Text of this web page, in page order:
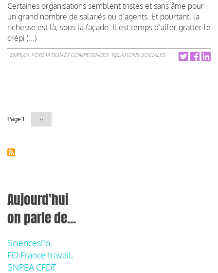
Certaines organisations semblent tristes et sans âme pour
un grand nombre de salariés ou d’agents. Et pourtant, la
richesse est là, sous la façade. Il est temps d’aller gratter le
crépi (...)
EMPLOI, FORMATION ET COMPÉTENCES RELATIONS SOCIALES
Page 1
Page
››
Aujourd'hui
on parle de...
SciencesPo,
FO France travail,
SNPEA CFDT